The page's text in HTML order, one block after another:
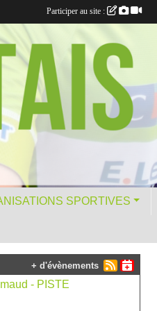
SPORTIVES
- PISTE
+ d'évènements
Participer au site :